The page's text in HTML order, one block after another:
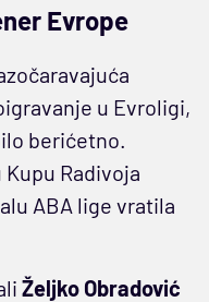
Evrope
u Evroligi,
berićetno.
Radivoja
ABA lige vratila
Željko Obradović